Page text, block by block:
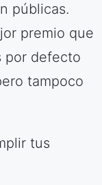
públicas.
premio que
por defecto
tampoco
tus